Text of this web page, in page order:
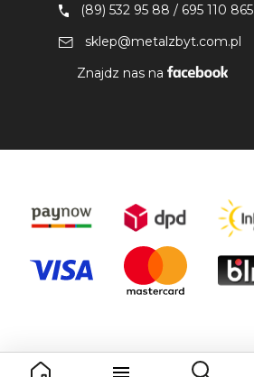

(89) 532 95 88 / 695 110 865
sklep@metalzbyt.com.pl
Znajdz nas na